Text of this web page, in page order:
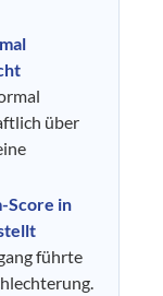
über
Score in
führte